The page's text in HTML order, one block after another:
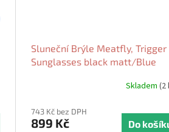
Sluneční Brýle Meatfly, Trigger
Sunglasses black matt/Blue
Skladem (2
743 Kč bez DPH
899 Kč Do